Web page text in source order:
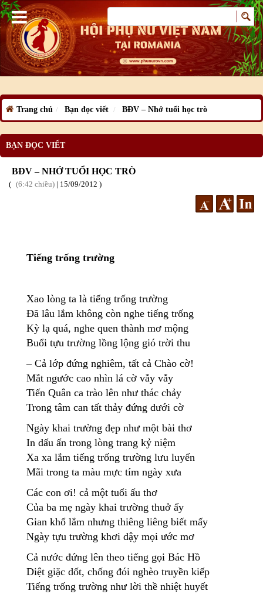
Trang chủ Bạn đọc viết BĐV – Nhớ tuổi học trò
BẠN ĐỌC VIẾT
BĐV – NHỚ TUỔI HỌC TRÒ
6:42 chiều | 15/09/2012
Tiếng trống trường
Xao lòng ta là tiếng trống trường
Đã lâu lắm không còn nghe tiếng trống
Kỳ lạ quá, nghe quen thành mơ mộng
Buổi tựu trường lồng lộng gió trời thu
– Cả lớp đứng nghiêm, tất cả Chào cờ!
Mắt ngước cao nhìn lá cờ vẫy vẫy
Tiến Quân ca trào lên như thác chảy
Trong tâm can tất thảy đứng dưới cờ
Ngày khai trường đẹp như một bài thơ
In dấu ấn trong lòng trang kỷ niệm
Xa xa lắm tiếng trống trường lưu luyến
Mãi trong ta màu mực tím ngày xưa
Các con ơi! cả một tuổi ấu thơ
Của ba mẹ ngày khai trường thuở ấy
Gian khổ lắm nhưng thiêng liêng biết mấy
Ngày tựu trường khơi dậy mọi ước mơ
Cả nước đứng lên theo tiếng gọi Bác Hồ
Diệt giặc dốt, chống đói nghèo truyền kiếp
Tiếng trống trường như lời thề nhiệt huyết